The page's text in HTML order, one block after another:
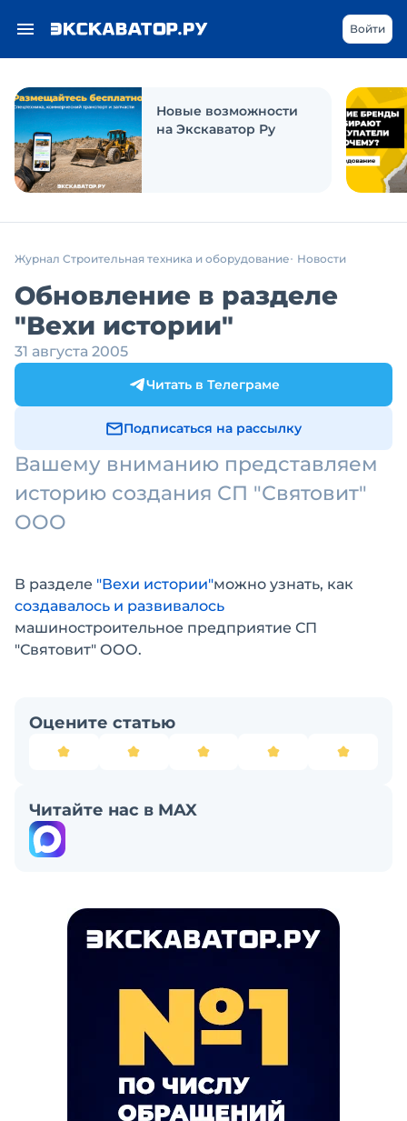
Войти
Новые возможности
на Экскаватор Ру
Журнал Строительная техника и оборудование Новости
Обновление в разделе
"Вехи истории"
31 августа 2005
Читать в Телеграме
Подписаться на рассылку
Вашему вниманию представляем
историю создания СП "Святовит"
ООО
В разделе "Вехи истории"можно узнать, как
создавалось и развивалось
машиностроительное предприятие СП
"Святовит" ООО.
Оцените статью
Читайте нас в MAX